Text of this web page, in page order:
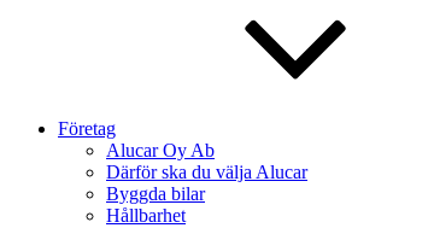
Företag
Alucar Oy Ab
Därför ska du välja Alucar
Byggda bilar
Hållbarhet